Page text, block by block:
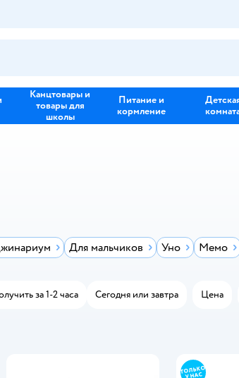
Канцтовары и
товары для
школы
Питание и
кормление
Для мальчиков Уно Мемо
за 1-2 часа Сегодня или завтра Цена